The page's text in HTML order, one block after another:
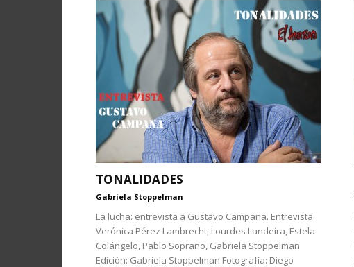
TONALIDADES
Gabriela Stoppelman
La lucha: entrevista a Gustavo Campana. Entrevista:
Verónica Pérez Lambrecht, Lourdes Landeira, Estela
Colángelo, Pablo Soprano, Gabriela Stoppelman
Edición: Gabriela Stoppelman Fotografía: Diego